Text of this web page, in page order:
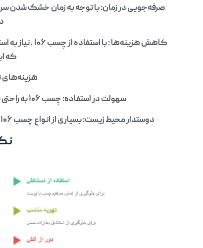
صرفه‌جویی در زمان: با توجه به زمان خشک شدن
کاهش هزینه‌ها
که
هزینه‌های
سهولت در استفاده: چسب ۱۰۶ به راحتی قابل استفاده است و نیاز به تجهیزات خاصی ندارد.
دوستدار محیط زیست: بسیاری از انواع چسب ۱۰۶ دارای ترکیباتی هستند که برای محیط زیست مضر نیستند.